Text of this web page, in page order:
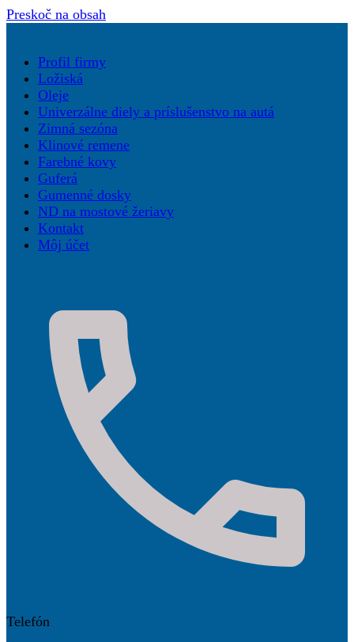
Preskoč na obsah
Profil firmy
Ložiská
Oleje
Univerzálne diely a príslušenstvo na autá
Zimná sezóna
Klinové remene
Farebné kovy
Guferá
Gumenné dosky
ND na mostové žeriavy
Kontakt
Môj účet
Telefón